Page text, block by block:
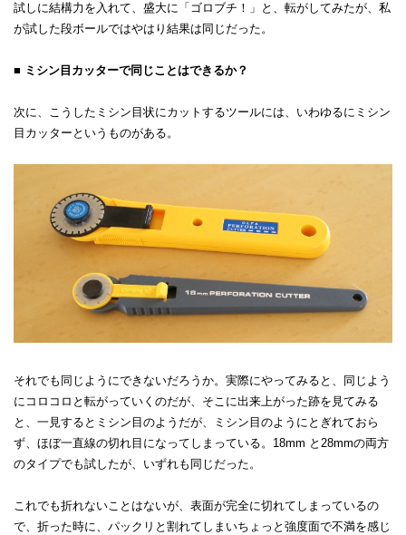
試しに結構力を入れて、盛大に「ゴロブチ！」と、転がしてみたが、私
が試した段ボールではやはり結果は同じだった。
■ ミシン目カッターで同じことはできるか？
次に、こうしたミシン目状にカットするツールには、いわゆるにミシン
目カッターというものがある。
それでも同じようにできないだろうか。実際にやってみると、同じよう
にコロコロと転がっていくのだが、そこに出来上がった跡を見てみる
と、一見するとミシン目のようだが、ミシン目のようにとぎれておら
ず、ほぼ一直線の切れ目になってしまっている。18mm と28mmの両方
のタイプでも試したが、いずれも同じだった。
これでも折れないことはないが、表面が完全に切れてしまっているの
で、折った時に、パックリと割れてしまいちょっと強度面で不満を感じ